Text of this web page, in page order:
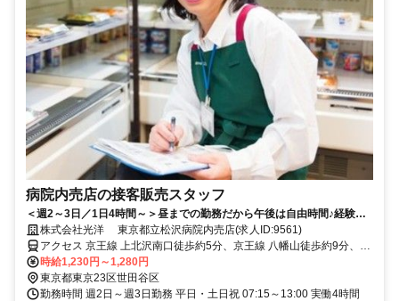
病院内売店の接客販売スタッフ
＜週2～3日／1日4時間～＞昼までの勤務だから午後は自由時間♪経験不
要◎駅チカ病院内売店スタッフ！
株式会社光洋 東京都立松沢病院内売店(求人ID:9561)
アクセス 京王線 上北沢南口徒歩約5分、京王線 八幡山徒歩約9分、京
王線 桜上水南口徒歩約13分
時給1,230円～1,280円
東京都東京23区世田谷区
勤務時間 週2日～週3日勤務 平日・土日祝 07:15～13:00 実働4時間